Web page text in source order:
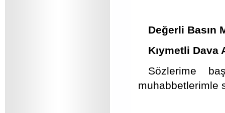
Değerli Basın
Kıymetli Dava
Sözlerime
muhabbetlerimle